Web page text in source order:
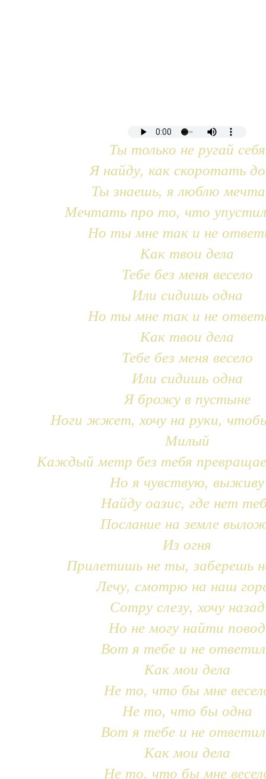
Ты только не ругай себя
Я найду, как скоротать
Ты знаешь, я люблю
Мечтать про то, что
Но ты мне так и не
Как твои дела
Тебе без меня весело
Или сидишь одна
Но ты мне так и не
Как твои дела
Тебе без меня весело
Или сидишь одна
Я брожу в пустыне
Ноги жжет, хочу на руки,
Милый
Каждый метр без тебя
Но я чувствую, выживу
Найду оазис, где нет
Послание на земле
Из огня
Прилетишь не ты, заберешь
Лечу, смотрю на наш
Сотру слезу, хочу назад
Но не могу найти повод
Вот я тебе и не
Как мои дела
Не то, что бы мне
Не то, что бы одна
Вот я тебе и не
Как мои дела
Не то, что бы мне